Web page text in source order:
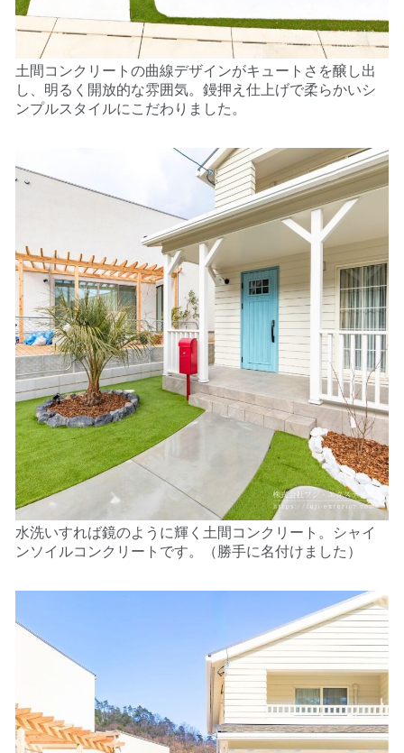
土間コンクリートの曲線デザインがキュートさを醸し出
し、明るく開放的な雰囲気。鏝押え仕上げで柔らかいシ
ンプルスタイルにこだわりました。
水洗いすれば鏡のように輝く土間コンクリート。シャイ
ンソイルコンクリートです。（勝手に名付けました）